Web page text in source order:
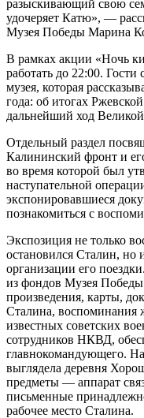
разыскивающий свою
удочеряет Катю», —
Музея Победы Марина
В рамках акции «Ночь
работать до 22:00.
музея, которая
года: об итогах
дальнейший ход
Отдельный раздел
Калининский фронт и
во время которой был
наступательной
экспонировавшиеся
познакомиться с
Экспозиция не только
остановился Сталин, но
организации его
из фондов Музея
произведения, карты,
Сталина, воспоминания
известных советских
сотрудников НКВД,
главнокомандующего.
выглядела деревня
предметы — аппарат
письменные
рабочее место Сталина.